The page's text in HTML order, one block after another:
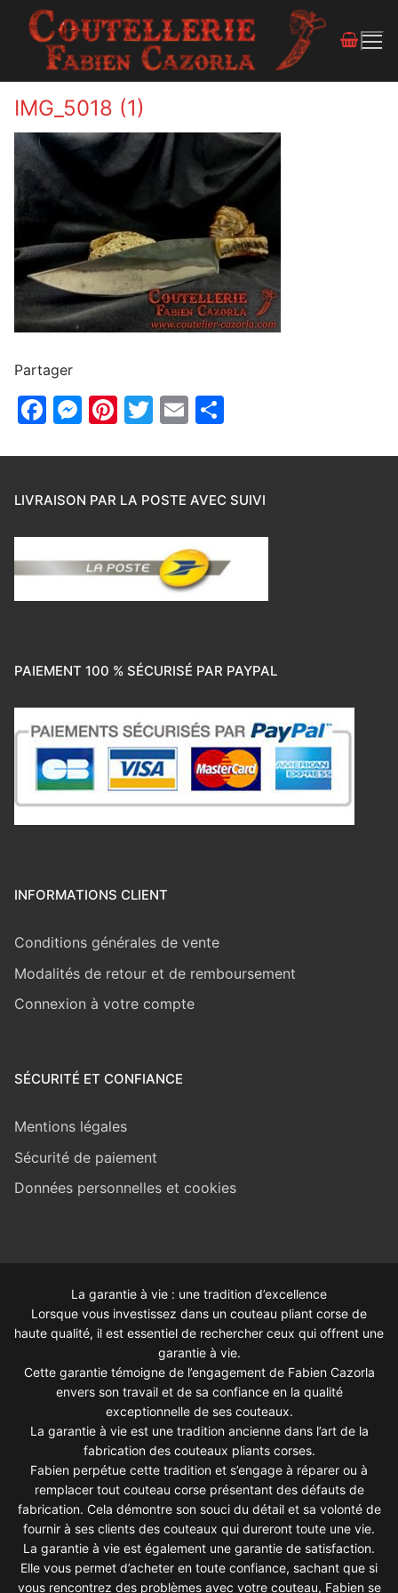
IMG_5018 (1)
Partager
Facebook
Messenger
Pinterest
Twitter
Email
LIVRAISON PAR LA POSTE AVEC SUIVI
PAIEMENT 100 % SÉCURISÉ PAR PAYPAL
INFORMATIONS CLIENT
Conditions générales de vente
Modalités de retour et de remboursement
Connexion à votre compte
SÉCURITÉ ET CONFIANCE
Mentions légales
Sécurité de paiement
Données personnelles et cookies
La garantie à vie : une tradition d’excellence
Lorsque vous investissez dans un couteau pliant corse de
haute qualité, il est essentiel de rechercher ceux qui offrent une
garantie à vie.
Cette garantie témoigne de l’engagement de Fabien Cazorla
envers son travail et de sa confiance en la qualité
exceptionnelle de ses couteaux.
La garantie à vie est une tradition ancienne dans l’art de la
fabrication des couteaux pliants corses.
Fabien perpétue cette tradition et s’engage à réparer ou à
remplacer tout couteau corse présentant des défauts de
fabrication. Cela démontre son souci du détail et sa volonté de
fournir à ses clients des couteaux qui dureront toute une vie.
La garantie à vie est également une garantie de satisfaction.
Elle vous permet d’acheter en toute confiance, sachant que si
vous rencontrez des problèmes avec votre couteau, Fabien se